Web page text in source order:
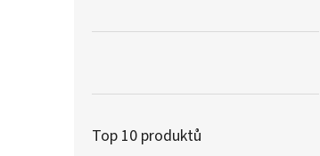
Top 10 produktů